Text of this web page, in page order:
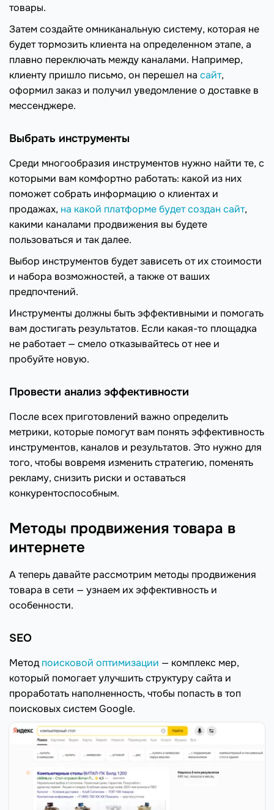
товары.
Затем создайте омниканальную систему, которая не
будет тормозить клиента на определенном этапе, а
плавно переключать между каналами. Например,
клиенту пришло письмо, он перешел на сайт,
оформил заказ и получил уведомление о доставке в
мессенджере.
Выбрать инструменты
Среди многообразия инструментов нужно найти те, с
которыми вам комфортно работать: какой из них
поможет собрать информацию о клиентах и
продажах, на какой платформе будет создан сайт,
какими каналами продвижения вы будете
пользоваться и так далее.
Выбор инструментов будет зависеть от их стоимости
и набора возможностей, а также от ваших
предпочтений.
Инструменты должны быть эффективными и помогать
вам достигать результатов. Если какая-то площадка
не работает — смело отказывайтесь от нее и
пробуйте новую.
Провести анализ эффективности
После всех приготовлений важно определить
метрики, которые помогут вам понять эффективность
инструментов, каналов и результатов. Это нужно для
того, чтобы вовремя изменить стратегию, поменять
рекламу, снизить риски и оставаться
конкурентоспособным.
Методы продвижения товара в
интернете
А теперь давайте рассмотрим методы продвижения
товара в сети — узнаем их эффективность и
особенности.
SEO
Методпоисковой оптимизации — комплекс мер,
который помогает улучшить структуру сайта и
проработать наполненность, чтобы попасть в топ
поисковых систем Google.